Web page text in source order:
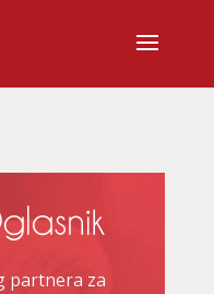
partnera za